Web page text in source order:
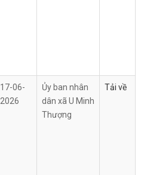
17-06-
2026
Ủy ban nhân
dân xã U Minh
Thượng
Tải về